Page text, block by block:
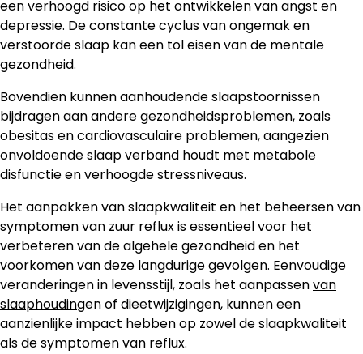
een verhoogd risico op het ontwikkelen van angst en
depressie. De constante cyclus van ongemak en
verstoorde slaap kan een tol eisen van de mentale
gezondheid.
Bovendien kunnen aanhoudende slaapstoornissen
bijdragen aan andere gezondheidsproblemen, zoals
obesitas en cardiovasculaire problemen, aangezien
onvoldoende slaap verband houdt met metabole
disfunctie en verhoogde stressniveaus.
Het aanpakken van slaapkwaliteit en het beheersen van
symptomen van zuur reflux is essentieel voor het
verbeteren van de algehele gezondheid en het
voorkomen van deze langdurige gevolgen. Eenvoudige
veranderingen in levensstijl, zoals het aanpassenvan
slaaphoudingen of dieetwijzigingen, kunnen een
aanzienlijke impact hebben op zowel de slaapkwaliteit
als de symptomen van reflux.